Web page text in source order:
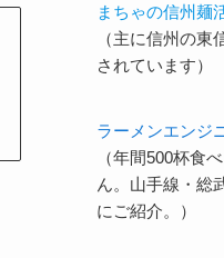
まちゃの信州麺
（主に信州の
されています）
ラーメンエンジ
（年間500杯食
ん。山手線・総
にご紹介。）